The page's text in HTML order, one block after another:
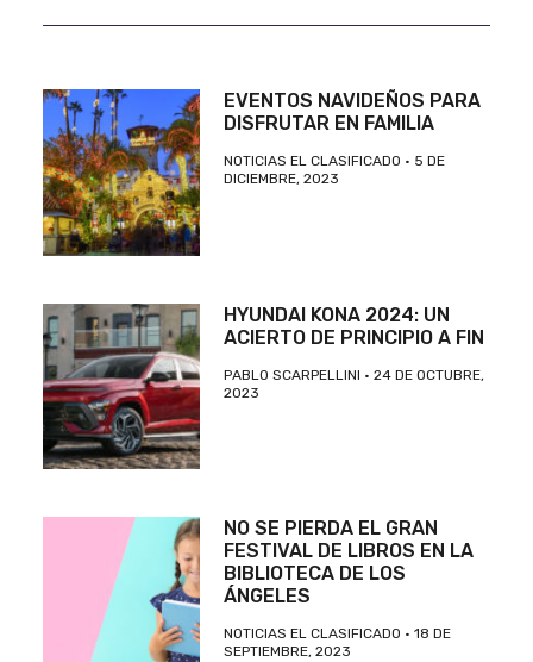
EVENTOS NAVIDEÑOS PARA
DISFRUTAR EN FAMILIA
NOTICIAS EL CLASIFICADO
5 DE
DICIEMBRE, 2023
HYUNDAI KONA 2024: UN
ACIERTO DE PRINCIPIO A FIN
PABLO SCARPELLINI
24 DE OCTUBRE,
2023
NO SE PIERDA EL GRAN
FESTIVAL DE LIBROS EN LA
BIBLIOTECA DE LOS
ÁNGELES
NOTICIAS EL CLASIFICADO
18 DE
SEPTIEMBRE, 2023